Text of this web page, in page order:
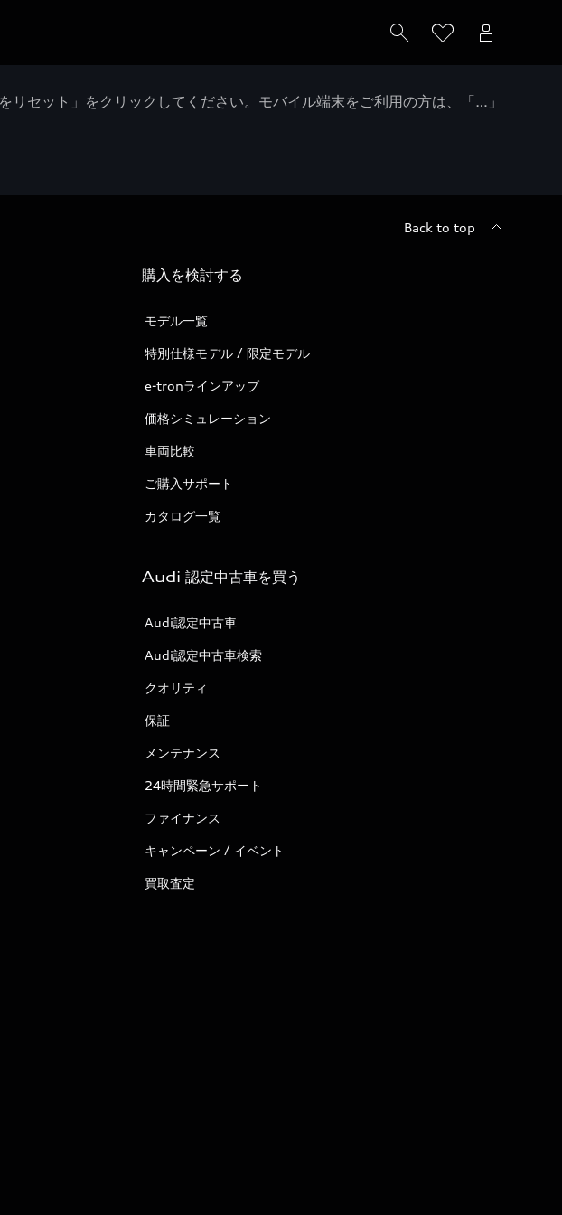
セット」をクリックしてください。モバイル端末をご利用の方は、「…」
Back to top
購入を検討する
モデル一覧
特別仕様モデル / 限定モデル
e-tronラインアップ
価格シミュレーション
車両比較
ご購入サポート
カタログ一覧
Audi 認定中古車を買う
Audi認定中古車
Audi認定中古車検索
クオリティ
保証
メンテナンス
24時間緊急サポート
ファイナンス
キャンペーン / イベント
買取査定